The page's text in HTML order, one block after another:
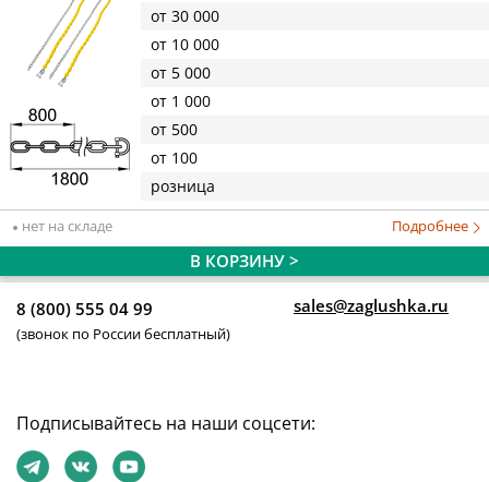
от 30 000
от 10 000
от 5 000
от 1 000
от 500
от 100
розница
нет на складе Подробнее
В КОРЗИНУ >
8 (800) 555 04 99
(звонок по России бесплатный)
sales@zaglushka.ru
Подписывайтесь на наши соцсети: